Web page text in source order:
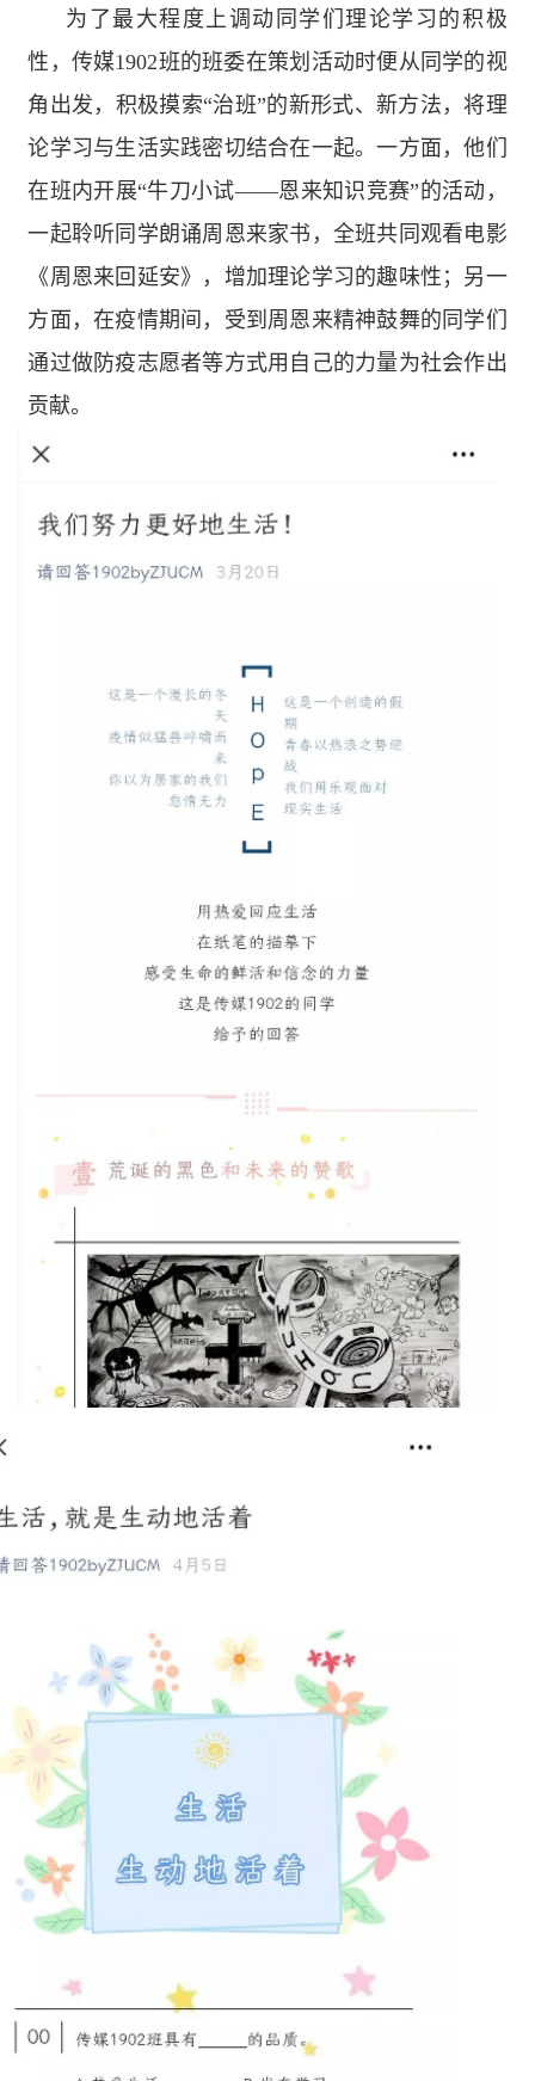
为了最大程度上调动同学们理论学习的积极
性，传媒1902班的班委在策划活动时便从同学的视
角出发，积极摸索“治班”的新形式、新方法，将理
论学习与生活实践密切结合在一起。一方面，他们
在班内开展“牛刀小试——恩来知识竞赛”的活动，
一起聆听同学朗诵周恩来家书，全班共同观看电影
《周恩来回延安》，增加理论学习的趣味性；另一
方面，在疫情期间，受到周恩来精神鼓舞的同学们
通过做防疫志愿者等方式用自己的力量为社会作出
贡献。